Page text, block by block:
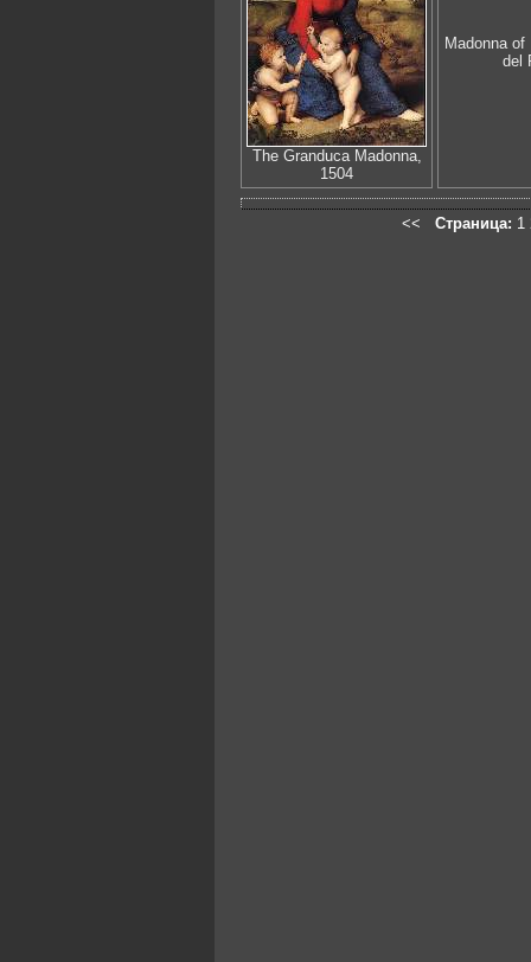
The Granduca Madonna,
1504
Madonna of
del
<< Страница: 1